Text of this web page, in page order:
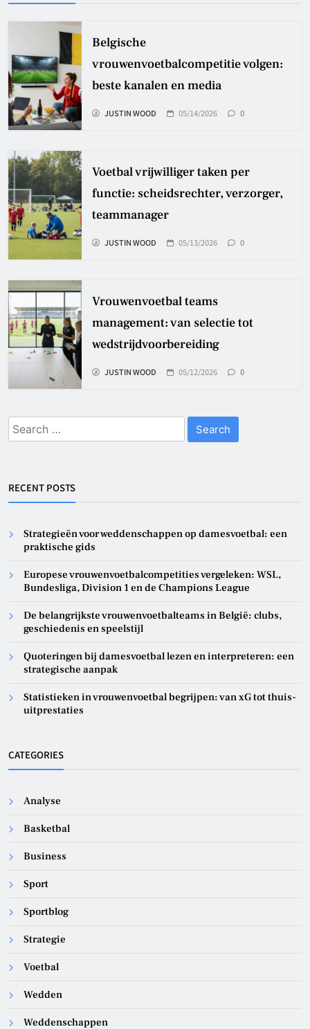
Belgische
vrouwenvoetbalcompetitie volgen:
beste kanalen en media
JUSTIN WOOD 05/14/2026 0
Voetbal vrijwilliger taken per
functie: scheidsrechter, verzorger,
teammanager
JUSTIN WOOD 05/13/2026 0
Vrouwenvoetbal teams
management: van selectie tot
wedstrijdvoorbereiding
JUSTIN WOOD 05/12/2026 0
Search
for:
RECENT POSTS
Strategieën voor weddenschappen op damesvoetbal: een
praktische gids
Europese vrouwenvoetbalcompetities vergeleken: WSL,
Bundesliga, Division 1 en de Champions League
De belangrijkste vrouwenvoetbalteams in België: clubs,
geschiedenis en speelstijl
Quoteringen bij damesvoetbal lezen en interpreteren: een
strategische aanpak
Statistieken in vrouwenvoetbal begrijpen: van xG tot thuis-
uitprestaties
CATEGORIES
Analyse
Basketbal
Business
Sport
Sportblog
Strategie
Voetbal
Wedden
Weddenschappen